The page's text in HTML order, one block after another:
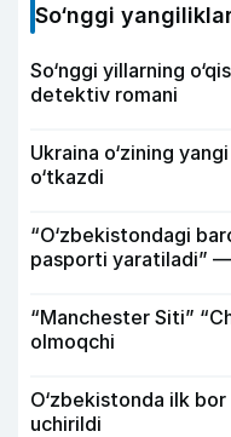
So‘nggi
So‘nggi yillarning
detektiv romani
Ukraina o‘zining
o‘tkazdi
“O‘zbekistondagi
pasporti yaratiladi”
“Manchester Siti”
olmoqchi
O‘zbekistonda ilk
uchirildi